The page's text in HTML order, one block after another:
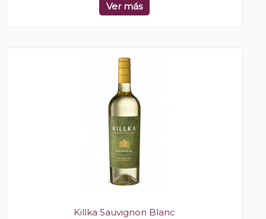
Ver más
Killka Sauvignon Blanc